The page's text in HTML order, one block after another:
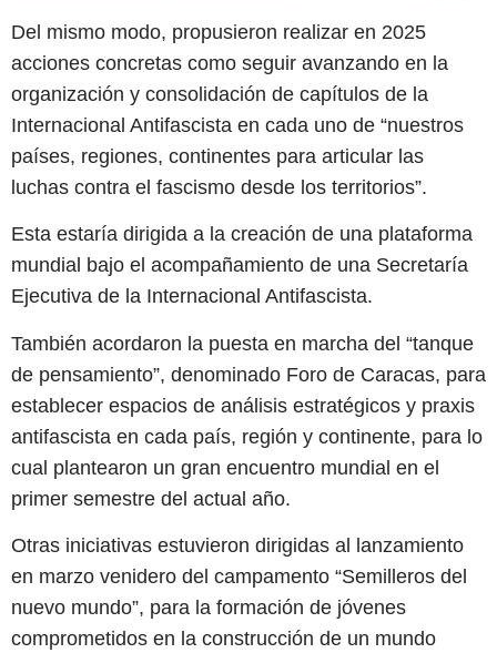
Del mismo modo, propusieron realizar en 2025
acciones concretas como seguir avanzando en la
organización y consolidación de capítulos de la
Internacional Antifascista en cada uno de “nuestros
países, regiones, continentes para articular las
luchas contra el fascismo desde los territorios”.
Esta estaría dirigida a la creación de una plataforma
mundial bajo el acompañamiento de una Secretaría
Ejecutiva de la Internacional Antifascista.
También acordaron la puesta en marcha del “tanque
de pensamiento”, denominado Foro de Caracas, para
establecer espacios de análisis estratégicos y praxis
antifascista en cada país, región y continente, para lo
cual plantearon un gran encuentro mundial en el
primer semestre del actual año.
Otras iniciativas estuvieron dirigidas al lanzamiento
en marzo venidero del campamento “Semilleros del
nuevo mundo”, para la formación de jóvenes
comprometidos en la construcción de un mundo